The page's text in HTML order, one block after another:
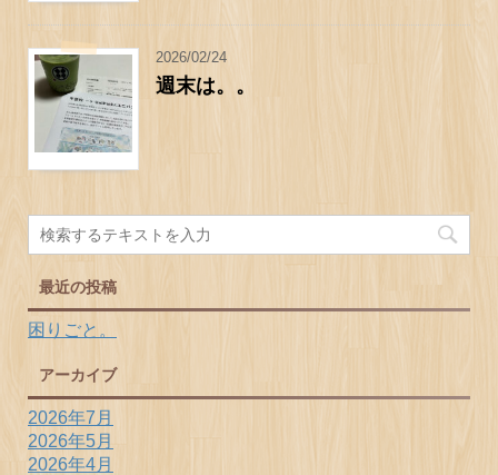
2026/02/24
週末は。。
最近の投稿
困りごと。
アーカイブ
2026年7月
2026年5月
2026年4月